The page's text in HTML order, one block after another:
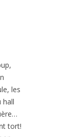
les
hall
tort!